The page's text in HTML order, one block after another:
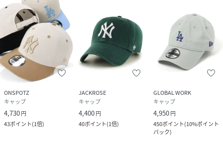
ONSPOTZ
キャップ
4,730円
43ポイント(1倍)
JACKROSE
キャップ
4,400円
40ポイント(1倍)
GLOBAL WORK
キャップ
4,950円
450ポイント(10%ポイント
バック)